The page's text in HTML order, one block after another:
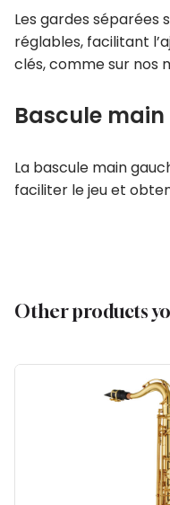
Les gardes séparées
réglables, facilitant
clés, comme sur nos
Bascule
La bascule main
faciliter le jeu et
Other products